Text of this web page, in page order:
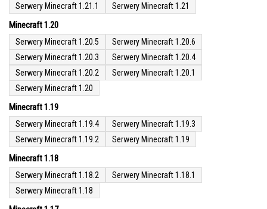
Serwery Minecraft 1.21.1
Serwery Minecraft 1.21
Minecraft 1.20
Serwery Minecraft 1.20.5
Serwery Minecraft 1.20.6
Serwery Minecraft 1.20.3
Serwery Minecraft 1.20.4
Serwery Minecraft 1.20.2
Serwery Minecraft 1.20.1
Serwery Minecraft 1.20
Minecraft 1.19
Serwery Minecraft 1.19.4
Serwery Minecraft 1.19.3
Serwery Minecraft 1.19.2
Serwery Minecraft 1.19
Minecraft 1.18
Serwery Minecraft 1.18.2
Serwery Minecraft 1.18.1
Serwery Minecraft 1.18